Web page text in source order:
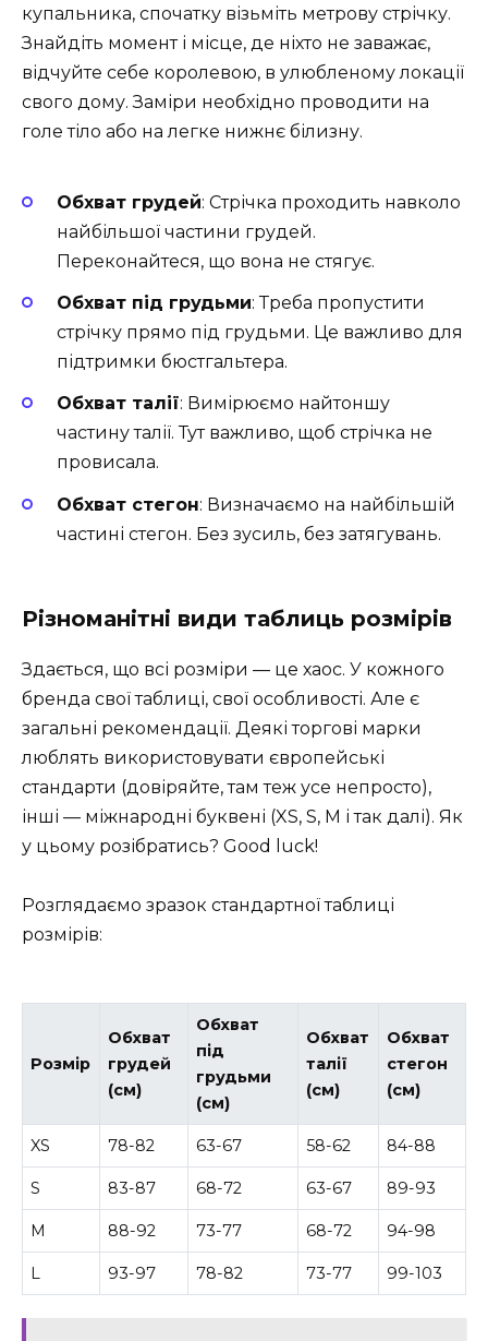
купальника, спочатку візьміть метрову стрічку.
Знайдіть момент і місце, де ніхто не заважає,
відчуйте себе королевою, в улюбленому локації
свого дому. Заміри необхідно проводити на
голе тіло або на легке нижнє білизну.
Обхват грудей: Стрічка проходить навколо
найбільшої частини грудей.
Переконайтеся, що вона не стягує.
Обхват під грудьми: Треба пропустити
стрічку прямо під грудьми. Це важливо для
підтримки бюстгальтера.
Обхват талії: Вимірюємо найтоншу
частину талії. Тут важливо, щоб стрічка не
провисала.
Обхват стегон: Визначаємо на найбільшій
частині стегон. Без зусиль, без затягувань.
Різноманітні види таблиць розмірів
Здається, що всі розміри — це хаос. У кожного
бренда свої таблиці, свої особливості. Але є
загальні рекомендації. Деякі торгові марки
люблять використовувати європейські
стандарти (довіряйте, там теж усе непросто),
інші — міжнародні буквені (XS, S, M і так далі). Як
у цьому розібратись? Good luck!
Розглядаємо зразок стандартної таблиці
розмірів:
Розмір
Обхват
грудей
(см)
Обхват
під
грудьми
(см)
Обхват
талії
(см)
Обхват
стегон
(см)
XS 78-82 63-67 58-62 84-88
S 83-87 68-72 63-67 89-93
M 88-92 73-77 68-72 94-98
L 93-97 78-82 73-77 99-103